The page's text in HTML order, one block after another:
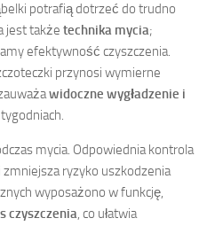
potrafią dotrzeć do trudno
jest także technika mycia;
efektywność czyszczenia.
przynosi wymierne
widoczne wygładzenie i
mycia. Odpowiednia kontrola
ryzyko uszkodzenia
wyposażono w funkcję,
czyszczenia, co ułatwia